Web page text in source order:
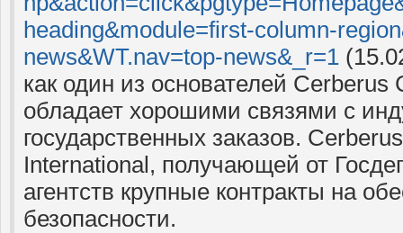
heading&module=first-column-
news&WT.nav=top-news&_r=1
как один из основателей Cerberus
обладает хорошими связями с
государственных заказов.
International, получающей от
агентств крупные контракты на
безопасности.